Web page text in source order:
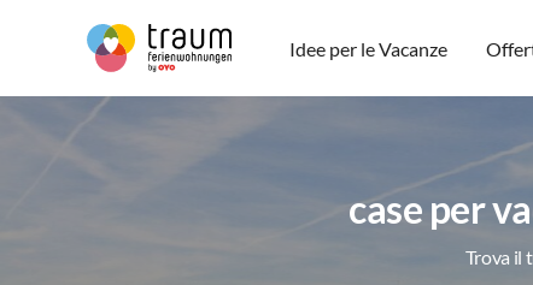
Idee per le Vacanze
case per
Trova il